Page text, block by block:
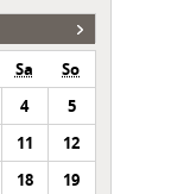
Sa
So
4
5
11
12
18
19